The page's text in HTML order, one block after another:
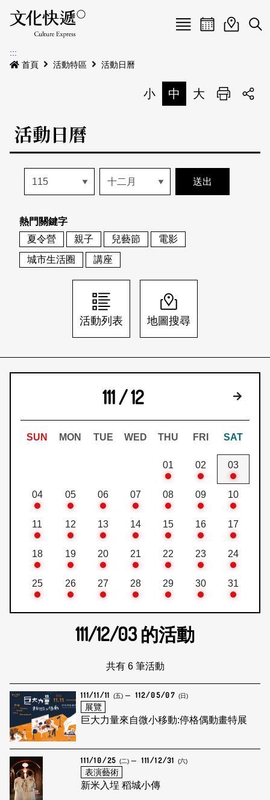
Menu
最新公告
本期專題
歷史專題
活動特區
活動列表
地圖搜尋
關於我們
關於我們
刊物索取地點
會員基本資料
刊登活動
網站導覽 English
日本語 登入/註冊
活動日曆活動地圖
展
:::
首頁
活動特區 活動日曆
小 中 大 列印
活動日曆
熱門關鍵字
夏令營
親子 兒藝節
電影
城市生活圈
講座
活動列表 地圖搜尋
111 / 12 下個月
SUN MON TUE WED THU FRI SAT
01 02 03
04 05 06 07 08 09 10
11 12 13 14 15 16 17
18 19 20 21 22 23 24
25 26 27 28 29 30 31
111/12/03的活動
共有 6 筆活動
111/11/11 (五) 112/05/07 (日)
展覽
巨大力量來自微小移動:停格偶動畫特展
111/10/25 (二) 111/12/31 (六)
表演藝術
新米入埕 稻城小傳